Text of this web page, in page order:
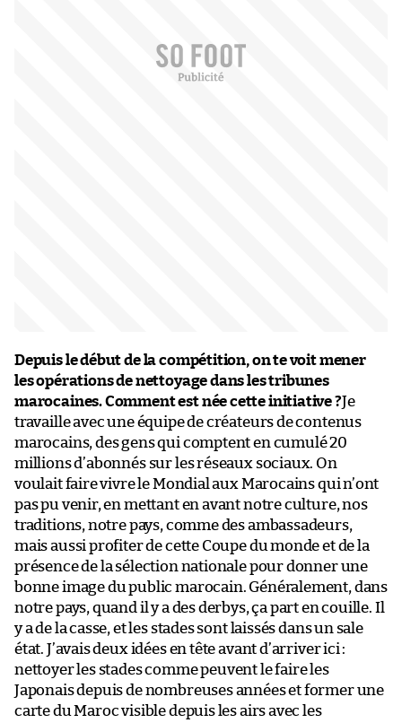
Depuis le début de la compétition, on te voit mener
les opérations de nettoyage dans les tribunes
marocaines. Comment est née cette initiative ?Je
travaille avec une équipe de créateurs de contenus
marocains, des gens qui comptent en cumulé 20
millions d’abonnés sur les réseaux sociaux. On
voulait faire vivre le Mondial aux Marocains qui n’ont
pas pu venir, en mettant en avant notre culture, nos
traditions, notre pays, comme des ambassadeurs,
mais aussi profiter de cette Coupe du monde et de la
présence de la sélection nationale pour donner une
bonne image du public marocain. Généralement, dans
notre pays, quand il y a des derbys, ça part en couille. Il
y a de la casse, et les stades sont laissés dans un sale
état. J’avais deux idées en tête avant d’arriver ici :
nettoyer les stades comme peuvent le faire les
Japonais depuis de nombreuses années et former une
carte du Maroc visible depuis les airs avec les